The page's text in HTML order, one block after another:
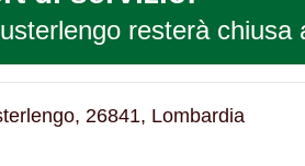
resterà
26841, Lombardia